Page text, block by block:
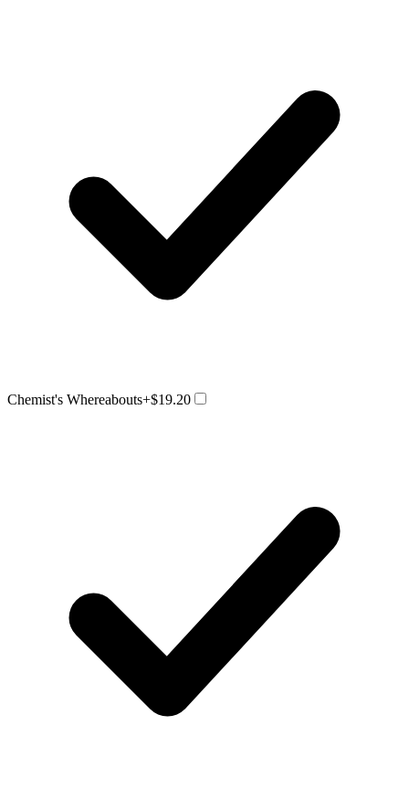
Chemist's Whereabouts+$19.20